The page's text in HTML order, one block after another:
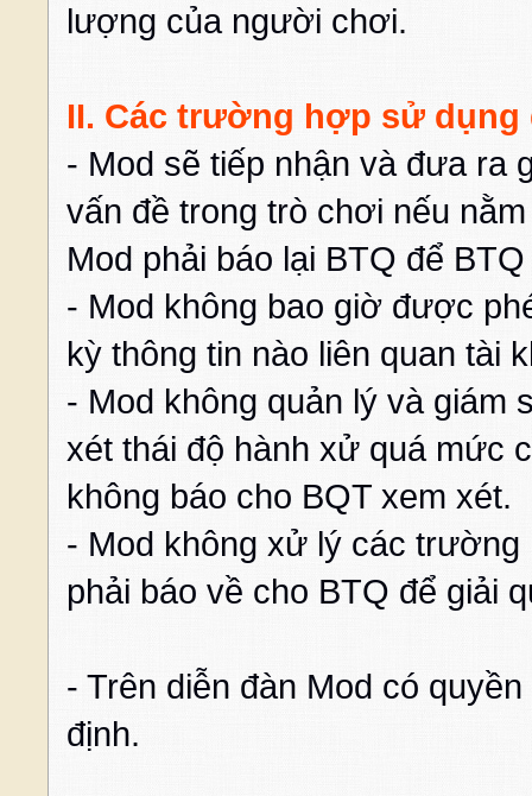
lượng của người chơi.
II. Các trường hợp sử dụng
- Mod sẽ tiếp nhận và đưa ra
vấn đề trong trò chơi nếu
Mod phải báo lại BTQ để
- Mod không bao giờ được
kỳ thông tin nào liên quan tài
- Mod không quản lý và giám
xét thái độ hành xử quá mức
không báo cho BQT xem xét.
- Mod không xử lý các
phải báo về cho BTQ để giải
- Trên diễn đàn Mod có
định.